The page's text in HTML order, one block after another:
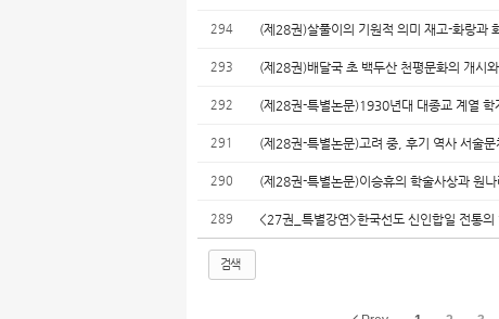
294 (제28권)살풀이의 기원적 의미 재고-화랑과
293 (제28권)배달국 초 백두산 천평문화의 개시
292 (제28권-특별논문)1930년대 대종교 계열
291 (제28권-특별논문)고려 중, 후기 역사 서술
290 (제28권-특별논문)이승휴의 학술사상과 원
289 <27권_특별강연>한국선도 신인합일 전통의
검색